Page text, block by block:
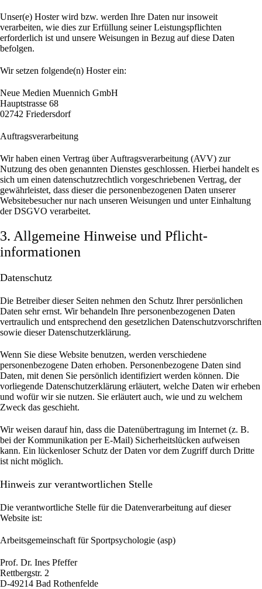
Unser(e) Hoster wird bzw. werden Ihre Daten nur insoweit
verarbeiten, wie dies zur Erfüllung seiner Leistungspflichten
erforderlich ist und unsere Weisungen in Bezug auf diese Daten
befolgen.
Wir setzen folgende(n) Hoster ein:
Neue Medien Muennich GmbH
Hauptstrasse 68
02742 Friedersdorf
Auftragsverarbeitung
Wir haben einen Vertrag über Auftragsverarbeitung (AVV) zur
Nutzung des oben genannten Dienstes geschlossen. Hierbei handelt es
sich um einen datenschutzrechtlich vorgeschriebenen Vertrag, der
gewährleistet, dass dieser die personenbezogenen Daten unserer
Websitebesucher nur nach unseren Weisungen und unter Einhaltung
der DSGVO verarbeitet.
3. Allgemeine Hinweise und Pflicht­
informationen
Datenschutz
Die Betreiber dieser Seiten nehmen den Schutz Ihrer persönlichen
Daten sehr ernst. Wir behandeln Ihre personenbezogenen Daten
vertraulich und entsprechend den gesetzlichen Datenschutzvorschriften
sowie dieser Datenschutzerklärung.
Wenn Sie diese Website benutzen, werden verschiedene
personenbezogene Daten erhoben. Personenbezogene Daten sind
Daten, mit denen Sie persönlich identifiziert werden können. Die
vorliegende Datenschutzerklärung erläutert, welche Daten wir erheben
und wofür wir sie nutzen. Sie erläutert auch, wie und zu welchem
Zweck das geschieht.
Wir weisen darauf hin, dass die Datenübertragung im Internet (z. B.
bei der Kommunikation per E-Mail) Sicherheitslücken aufweisen
kann. Ein lückenloser Schutz der Daten vor dem Zugriff durch Dritte
ist nicht möglich.
Hinweis zur verantwortlichen Stelle
Die verantwortliche Stelle für die Datenverarbeitung auf dieser
Website ist:
Arbeitsgemeinschaft für Sportpsychologie (asp)
Prof. Dr. Ines Pfeffer
Rettbergstr. 2
D-49214 Bad Rothenfelde